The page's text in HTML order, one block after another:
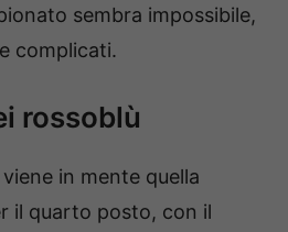
sembra impossibile,
complicati.
rossoblù
in mente quella
il quarto posto, con il